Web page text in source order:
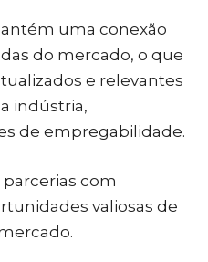
uma conexão
do mercado, o que
e relevantes
indústria,
de empregabilidade.
com
valiosas de